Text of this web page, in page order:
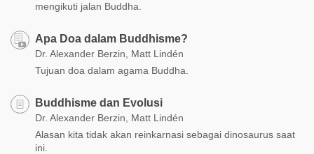
mengikuti jalan Buddha.
Apa Doa dalam Buddhisme?
Dr. Alexander Berzin, Matt Lindén
Tujuan doa dalam agama Buddha.
Buddhisme dan Evolusi
Dr. Alexander Berzin, Matt Lindén
Alasan kita tidak akan reinkarnasi sebagai dinosaurus saat
ini.